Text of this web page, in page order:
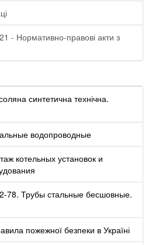
- Нормативно-правові акти з
синтетична технічна.
водопроводные
котельных установок и
Трубы стальные бесшовные.
пожежної безпеки в Україні